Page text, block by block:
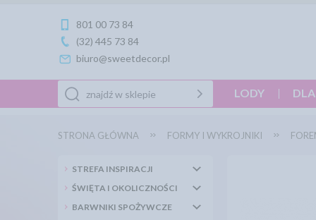
801 00 73 84
(32) 445 73 84
biuro@sweetdecor.pl
LODY
STRONA GŁÓWNA FORMY I WYKROJNIKI
STREFA INSPIRACJI
ŚWIĘTA I OKOLICZNOŚCI
BARWNIKI SPOŻYWCZE